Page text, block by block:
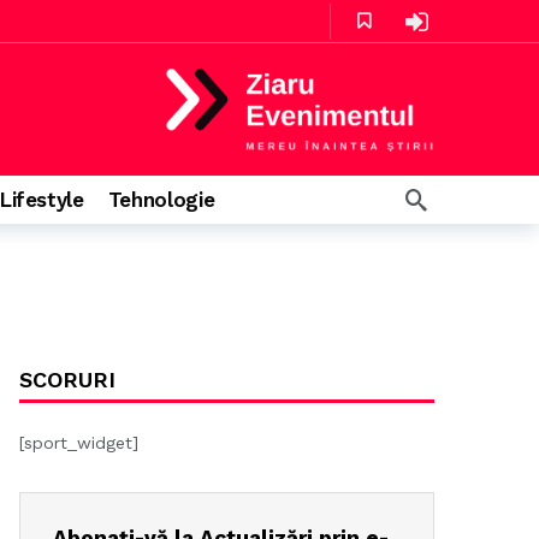
urmă
Lifestyle Tehnologie
SCORURI
[sport_widget]